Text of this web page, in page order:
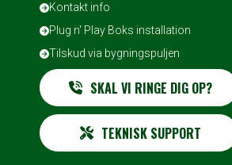
Kontakt info
Plug n' Play Boks installation
Tilskud via bygningspuljen
SKAL VI RINGE DIG OP?
TEKNISK SUPPORT